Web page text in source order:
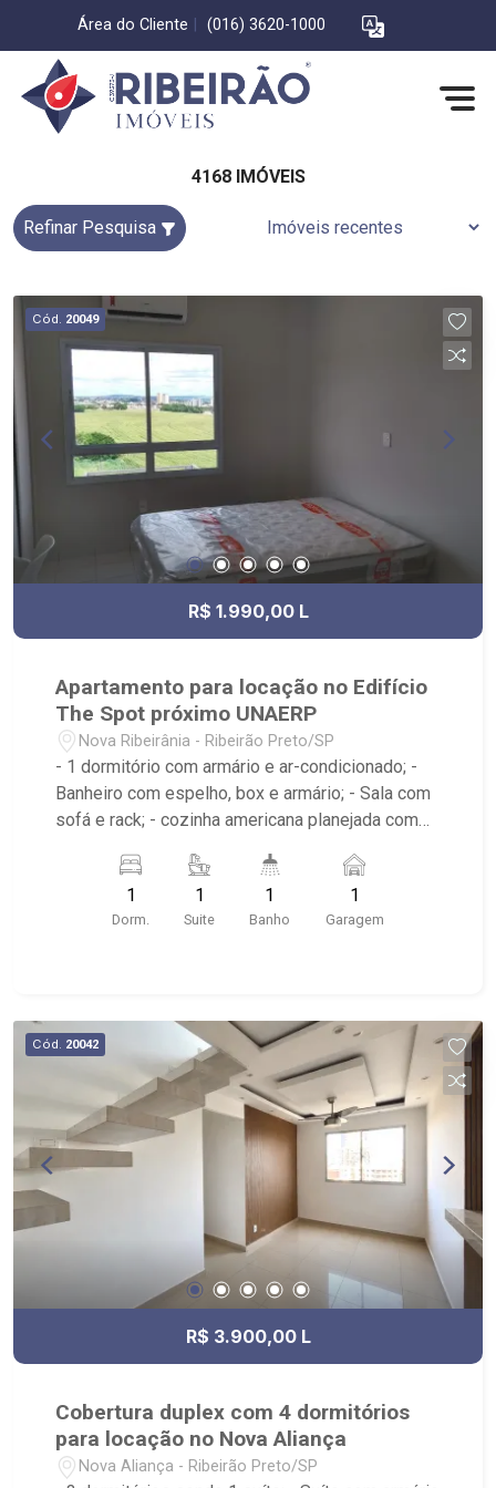
Área do Cliente (016) 3620-1000
4168 IMÓVEIS
Refinar Pesquisa
Cód. 20049
R$ 1.990,00 L
Apartamento para locação no Edifício
The Spot próximo UNAERP
Nova Ribeirânia - Ribeirão Preto/SP
- 1 dormitório com armário e ar-condicionado; -
Banheiro com espelho, box e armário; - Sala com
sofá e rack; - cozinha americana planejada com
portaria 24 horas, sala de estudos, biblioteca,
cozinha gourmet, lavanderia, piscina e
churrasqueira; - Próximo ao Estádio Santa Cruz -
1
Dorm.
1
Suite
1
Banho
1
Garagem
Cód. 20042
R$ 3.900,00 L
Cobertura duplex com 4 dormitórios
para locação no Nova Aliança
Nova Aliança - Ribeirão Preto/SP